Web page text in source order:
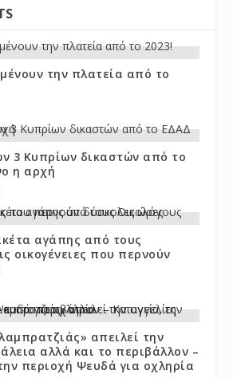
την πλατεία από το
3 Κυπρίων δικαστών από το
η αρχή
αγάπης από τους
οικογένειες που περνούν
απειλεί την
αλλά και το περιβάλλον –
περιοχή Ψευδά για οχληρία